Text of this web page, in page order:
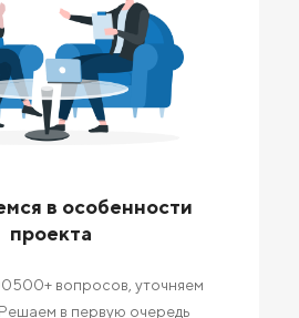
в особенности
проекта
вопросов, уточняем
в первую очередь